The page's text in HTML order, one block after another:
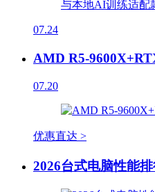
07.24
AMD R5-
07.20
优惠直达 >
2026台式电脑性能